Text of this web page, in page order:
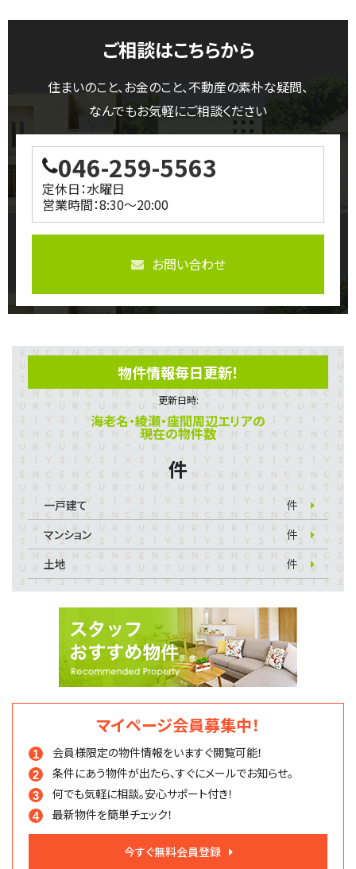
ご相談はこちらから
住まいのこと、お金のこと、不動産の素朴な疑問、
なんでもお気軽にご相談ください
046-259-5563
定休日：水曜日
営業時間：8:30～20:00
お問い合わせ
物件情報毎日更新！
更新日時:
海老名・綾瀬・座間周辺エリアの
現在の物件数
件
一戸建て
件
マンション
件
土地
件
マイページ会員募集中！
会員様限定の物件情報をいますぐ閲覧可能！
条件にあう物件が出たら、すぐにメールでお知らせ。
何でも気軽に相談。安心サポート付き！
最新物件を簡単チェック！
今すぐ無料会員登録